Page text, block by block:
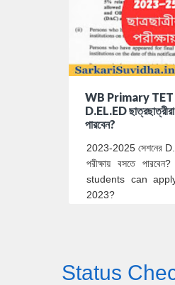
WB Primary TET
D.EL.ED ছাত্রছাত্রীরা
পারবেন?
2023-2025 সেশনের
পরীক্ষায় বসতে
students can
2023?
Status